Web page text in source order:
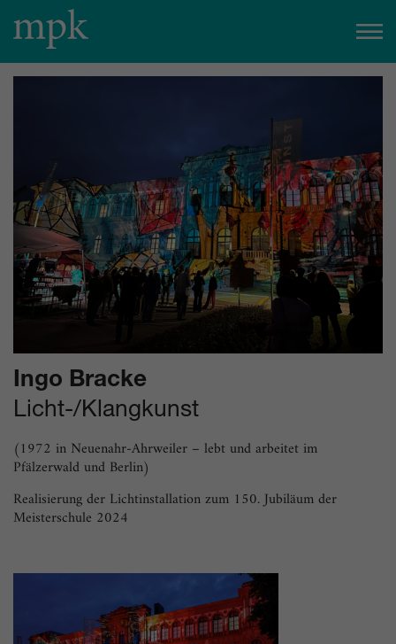
Heute geöffnet
11:00–20:00Uhr
Für heute sind keine Veranstaltungen geplant.
zum Veranstaltungskalender Tickets
Ingo Bracke
Licht-/Klangkunst
(1972 in Neuenahr-Ahrweiler – lebt und arbeitet im
Pfälzerwald und Berlin)
Realisierung der Lichtinstallation zum 150. Jubiläum der
Meisterschule 2024